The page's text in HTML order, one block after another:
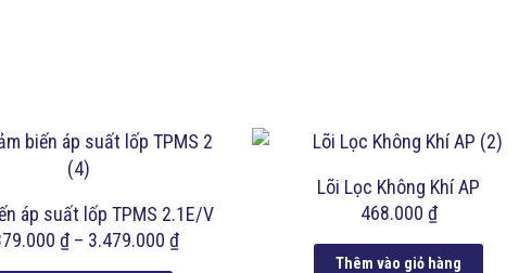
áp suất lốp TPMS 2.1E/V
₫– 3.479.000₫
Lõi Lọc Không Khí AP
468.000 ₫
Thêm vào giỏ hàng